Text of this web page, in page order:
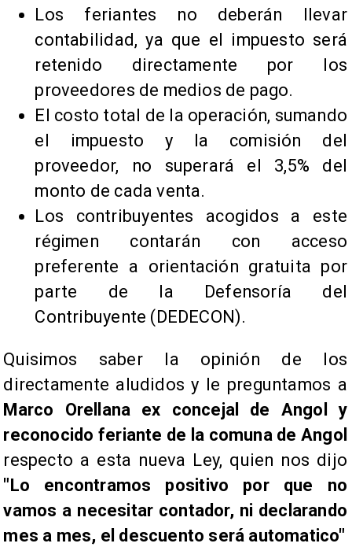
Los feriantes no deberán llevar
contabilidad, ya que el impuesto será
retenido directamente por los
proveedores de medios de pago.
El costo total de la operación, sumando
el impuesto y la comisión del
proveedor, no superará el 3,5% del
monto de cada venta.
Los contribuyentes acogidos a este
régimen contarán con acceso
preferente a orientación gratuita por
parte de la Defensoría del
Contribuyente (DEDECON).
Quisimos saber la opinión de los
directamente aludidos y le preguntamos a
Marco Orellana ex concejal de Angol y
reconocido feriante de la comuna de Angol
respecto a esta nueva Ley, quien nos dijo
"Lo encontramos positivo por que no
vamos a necesitar contador, ni declarando
mes a mes, el descuento será automatico"